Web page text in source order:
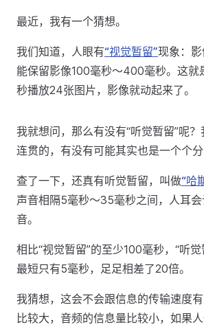
最近，我有一个猜想。
我们知道，人眼有“视觉暂留”现象：
能保留影像100毫秒～400毫秒。这就
秒播放24张图片，影像就动起来了。
我就想问，那么有没有“听觉暂留”呢
连贯的，有没有可能其实也是一个个分
查了一下，还真有听觉暂留，叫做“哈
声音相隔5毫秒～35毫秒之间，人耳
音。
相比“视觉暂留”的至少100毫秒，“听觉
最短只有5毫秒，足足相差了20倍。
我猜想，这会不会跟信息的传输速度
比较大，音频的信息量比较小，如果